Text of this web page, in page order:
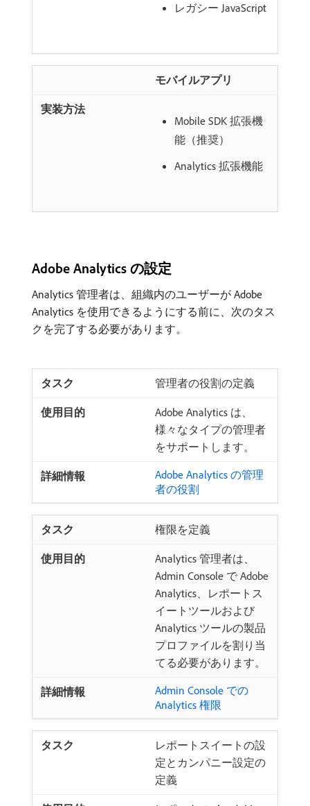
レガシー JavaScript
モバイルアプリ
Mobile SDK 拡張機
能（推奨）
Analytics 拡張機能
Adobe Analytics の設定
Analytics 管理者は、組織内のユーザーが Adobe
Analytics を使用できるようにする前に、次のタス
クを完了する必要があります。
管理者の役割の定義
Adobe Analytics は、
様々なタイプの管理者
をサポートします。
Adobe Analytics の管理
者の役割
権限を定義
Analytics 管理者は、
Admin Console で Adobe
Analytics、レポートス
イートツールおよび
Analytics ツールの製品
プロファイルを割り当
てる必要があります。
Admin Console での
Analytics 権限
レポートスイートの設
定とカンパニー設定の
定義